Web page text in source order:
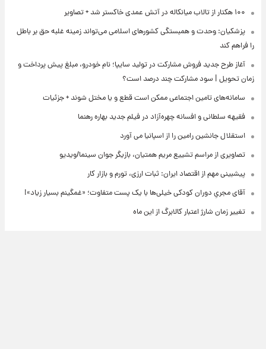
۱۰۰ هکتار از تالاب میانکاله در آتش عمدی خاکستر شد + تصاویر
پزشکیان: وحدت و همبستگی کشورهای اسلامی می‌تواند زمینه غلبه حق بر باطل
را فراهم کند
آغاز طرح جدید فروش مشارکت در تولید سایپا؛ نام خودرو، مبلغ پیش پرداخت و
زمان تحویل | سود مشارکت چند درصد است؟
سامانه‌های تامین اجتماعی ممکن است قطع و یا مختل شوند + جزئیات
فقیهه سلطانی و افسانه چهره‌آزاد در فیلم جدید بهاره رهنما
استقلال جانشین رامین را از اسپانیا می آورد
تصاویری از مراسم تشییع مریم همتیان، بازیگر جوان سینما/ویدیو
پیشبینی مهم از اقتصاد ایران: ثبات ارزی، تورم و بازار کار
آقای مجریِ دوران کودکی خیلی‌ها با یک پست متفاوت؛ «غمگینم بسیار زیاد»!
تغییر زمان شارژ اعتبار کالابرگ از این ماه